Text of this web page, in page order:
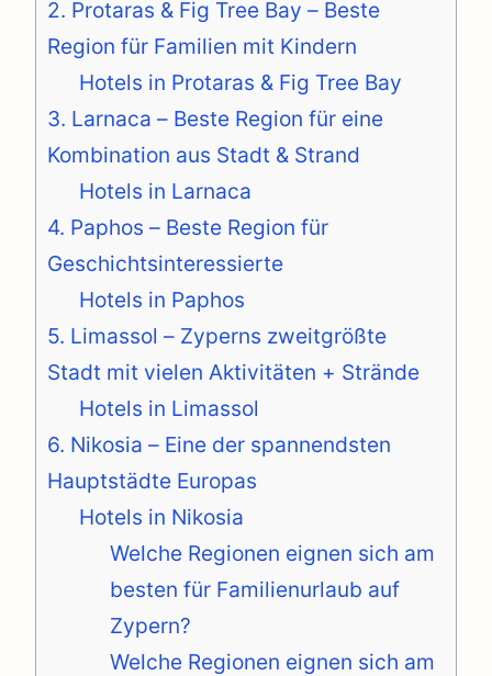
2. Protaras & Fig Tree Bay – Beste
Region für Familien mit Kindern
Hotels in Protaras & Fig Tree Bay
3. Larnaca – Beste Region für eine
Kombination aus Stadt & Strand
Hotels in Larnaca
4. Paphos – Beste Region für
Geschichtsinteressierte
Hotels in Paphos
5. Limassol – Zyperns zweitgrößte
Stadt mit vielen Aktivitäten + Strände
Hotels in Limassol
6. Nikosia – Eine der spannendsten
Hauptstädte Europas
Hotels in Nikosia
Welche Regionen eignen sich am
besten für Familienurlaub auf
Zypern?
Welche Regionen eignen sich am